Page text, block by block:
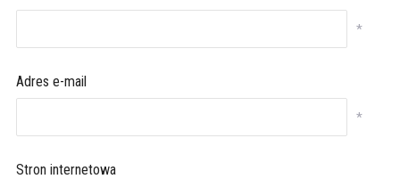
*
Adres e-mail
*
Stron internetowa